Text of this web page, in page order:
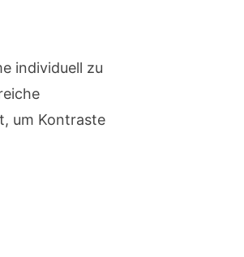
individuell zu
um Kontraste